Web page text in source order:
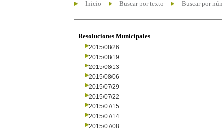
Inicio Buscar por texto Buscar por
Resoluciones Municipales
2015/08/26
2015/08/19
2015/08/13
2015/08/06
2015/07/29
2015/07/22
2015/07/15
2015/07/14
2015/07/08